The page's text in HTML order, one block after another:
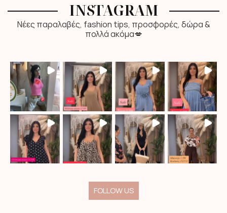
INSTAGRAM
Νέες παραλαβές, fashion tips, προσφορές, δώρα &
πολλά ακόμα💋
FOLLOW US